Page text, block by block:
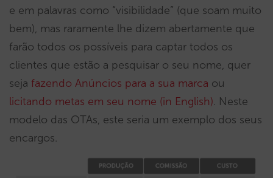
e em palavras como “visibilidade” (que soam muito
bem), mas raramente lhe dizem abertamente que
farão todos os possíveis para captar todos os
clientes que estão a pesquisar o seu nome, quer
seja fazendo Anúncios para a sua marca ou
licitando metas em seu nome (in English). Neste
modelo das OTAs, este seria um exemplo dos seus
encargos.